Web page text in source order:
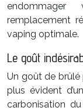
remplacement
vaping optimale.
Le goût
Un goût de brûlé
plus évident
carbonisation